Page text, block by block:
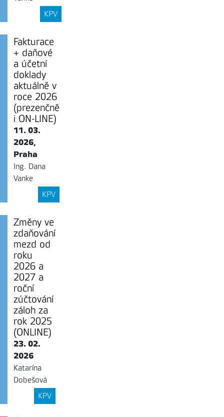
KPV
Fakturace
+ daňové
a účetní
doklady
aktuálně v
roce 2026
(prezenčně
i ON-LINE)
11. 03.
2026,
Praha
Ing. Dana
Vanke
KPV
Změny ve
zdaňování
mezd od
roku
2026 a
2027 a
roční
zúčtování
záloh za
rok 2025
(ONLINE)
23. 02.
2026
Katarína
Dobešová
KPV